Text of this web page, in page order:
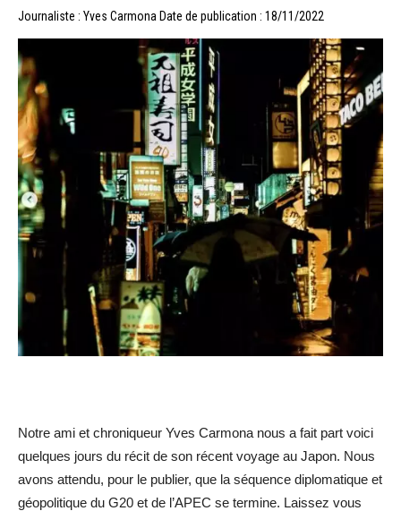
Journaliste : Yves Carmona Date de publication : 18/11/2022
Notre ami et chroniqueur Yves Carmona nous a fait part voici
quelques jours du récit de son récent voyage au Japon. Nous
avons attendu, pour le publier, que la séquence diplomatique et
géopolitique du G20 et de l’APEC se termine. Laissez vous